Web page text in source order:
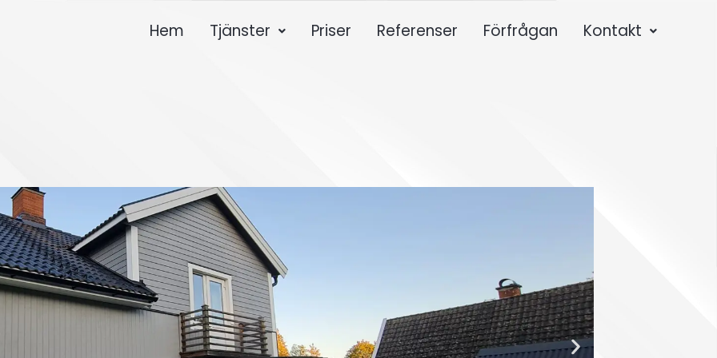
Hem Tjänster Priser Referenser Förfrågan Kontakt